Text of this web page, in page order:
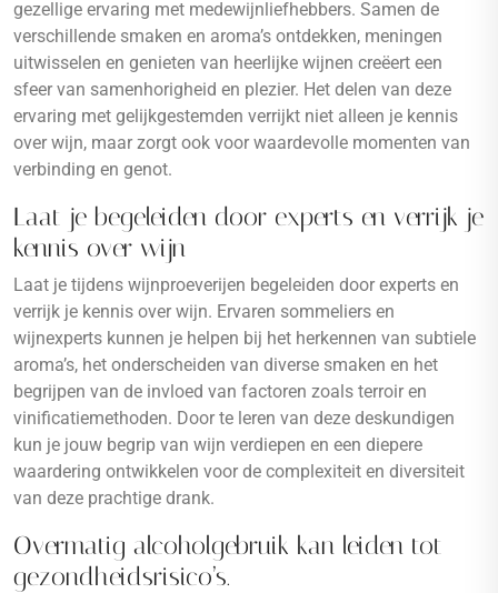
gezellige ervaring met medewijnliefhebbers. Samen de
verschillende smaken en aroma’s ontdekken, meningen
uitwisselen en genieten van heerlijke wijnen creëert een
sfeer van samenhorigheid en plezier. Het delen van deze
ervaring met gelijkgestemden verrijkt niet alleen je kennis
over wijn, maar zorgt ook voor waardevolle momenten van
verbinding en genot.
Laat je begeleiden door experts en verrijk je
kennis over wijn
Laat je tijdens wijnproeverijen begeleiden door experts en
verrijk je kennis over wijn. Ervaren sommeliers en
wijnexperts kunnen je helpen bij het herkennen van subtiele
aroma’s, het onderscheiden van diverse smaken en het
begrijpen van de invloed van factoren zoals terroir en
vinificatiemethoden. Door te leren van deze deskundigen
kun je jouw begrip van wijn verdiepen en een diepere
waardering ontwikkelen voor de complexiteit en diversiteit
van deze prachtige drank.
Overmatig alcoholgebruik kan leiden tot
gezondheidsrisico’s.